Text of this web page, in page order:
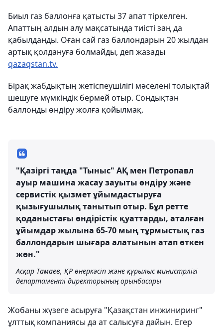
Биыл газ баллонға қатысты 37 апат тіркелген.
Апаттың алдын алу мақсатында тиісті заң да
қабылданды. Оған сай газ баллондарын 20 жылдан
артық қолдануға болмайды, деп жазады
qazaqstan.tv.
Бірақ жабдықтың жетіспеушілігі мәселені толықтай
шешуге мүмкіндік бермей отыр. Сондықтан
баллонды өндіру жолға қойылмақ.
"Қазіргі таңда "Тыныс" АҚ мен Петропавл
ауыр машина жасау зауыты өндіру және
сервистік қызмет ұйымдастыруға
қызығушылық танытып отыр. Бұл ретте
қоданыстағы өндірістік қуаттарды, аталған
ұйымдар жылына 65-70 мың тұрмыстық газ
баллондарын шығара алатынын атап өткен
жөн."
Асқар Тамаев, ҚР өнеркәсіп және құрылыс министрлігі
департаменті директорының орынбасары
Жобаны жүзеге асыруға "Қазақстан инжиниринг"
ұлттық компаниясы да ат салысуға дайын. Егер